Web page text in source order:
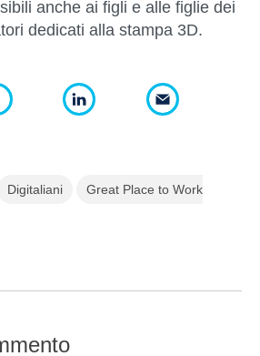
anche ai figli e alle figlie dei
dedicati alla stampa 3D.
Digitaliani Great Place to Work